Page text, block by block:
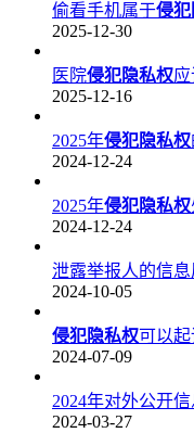
偷看手机属于侵
2025-12-30
医院侵犯隐私权
2025-12-16
2025年侵犯隐私权
2024-12-24
2025年侵犯隐私权
2024-12-24
泄露举报人的信
2024-10-05
侵犯隐私权可以起
2024-07-09
2024年对外公开
2024-03-27